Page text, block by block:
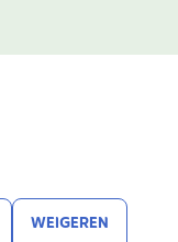
WEIGEREN